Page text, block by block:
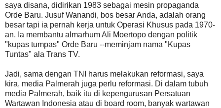
saya disana, didirikan 1983 sebagai mesin propaganda
Orde Baru. Jusuf Wanandi, bos besar Anda, adalah orang
besar tapi ia pernah kerja untuk Operasi Khusus pada 1970-
an. Ia membantu almarhum Ali Moertopo dengan politik
"kupas tumpas" Orde Baru --meminjam nama "Kupas
Tuntas" ala Trans TV.
Jadi, sama dengan TNI harus melakukan reformasi, saya
kira, media Palmerah juga perlu reformasi. Di dalam tubuh
media Palmerah, baik itu di kepengurusan Persatuan
Wartawan Indonesia atau di board room, banyak wartawan